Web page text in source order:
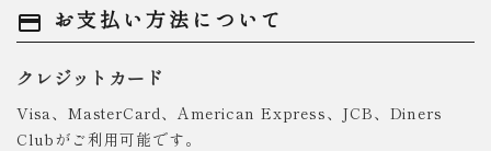
payment お支払い方法について
クレジットカード
Visa、MasterCard、American Express、JCB、Diners
Clubがご利用可能です。